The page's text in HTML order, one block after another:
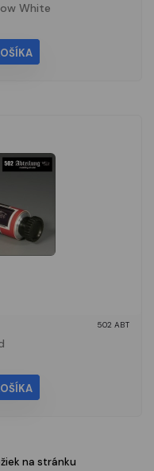
- Snow White
502 ABT
na stránku